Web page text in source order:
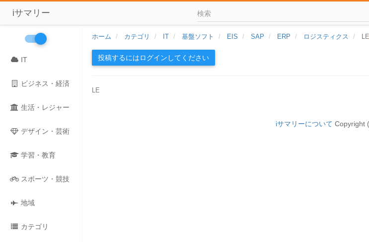
iサマリー
IT
ビジネス・経済
生活・レジャー
デザイン・芸術
学習・教育
スポーツ・競技
地域
カテゴリ
ホーム カテゴリ IT 基盤ソフト EIS SAP ERP ロジスティクス LE
投稿するにはログインしてください
LE
iサマリーについて Copyright